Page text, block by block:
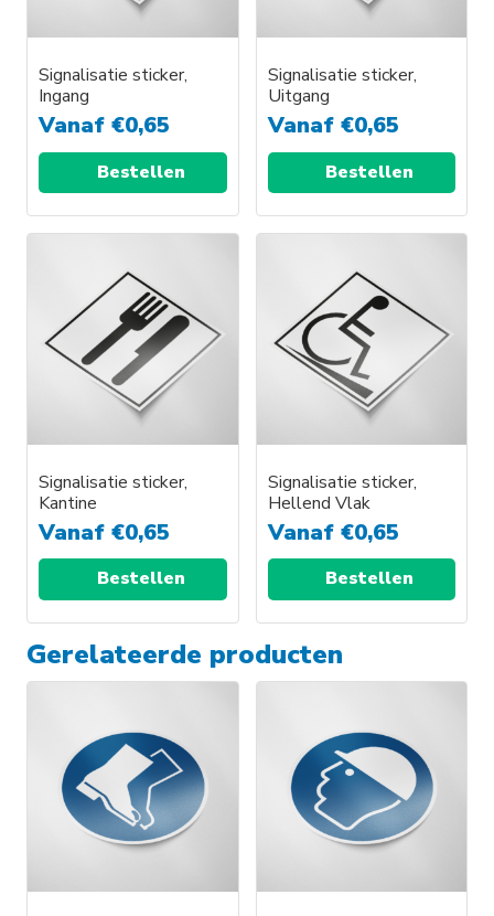
Signalisatie sticker,
Ingang
Vanaf €0,65
Bestellen
Signalisatie sticker,
Uitgang
Vanaf €0,65
Bestellen
Signalisatie sticker,
Kantine
Vanaf €0,65
Bestellen
Signalisatie sticker,
Hellend Vlak
Vanaf €0,65
Bestellen
Gerelateerde producten